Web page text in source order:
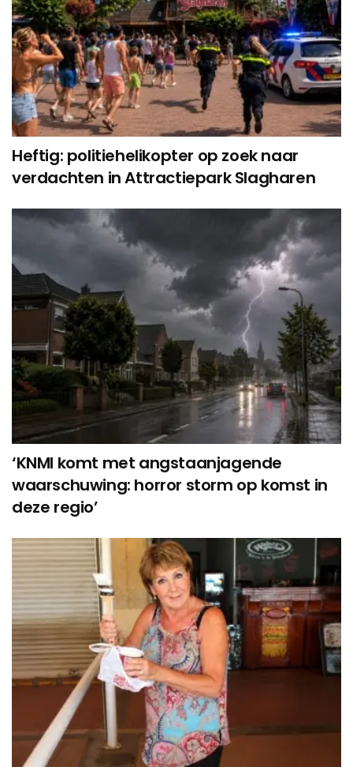
Heftig: politiehelikopter op zoek naar
verdachten in Attractiepark Slagharen
‘KNMI komt met angstaanjagende
waarschuwing: horror storm op komst in
deze regio’